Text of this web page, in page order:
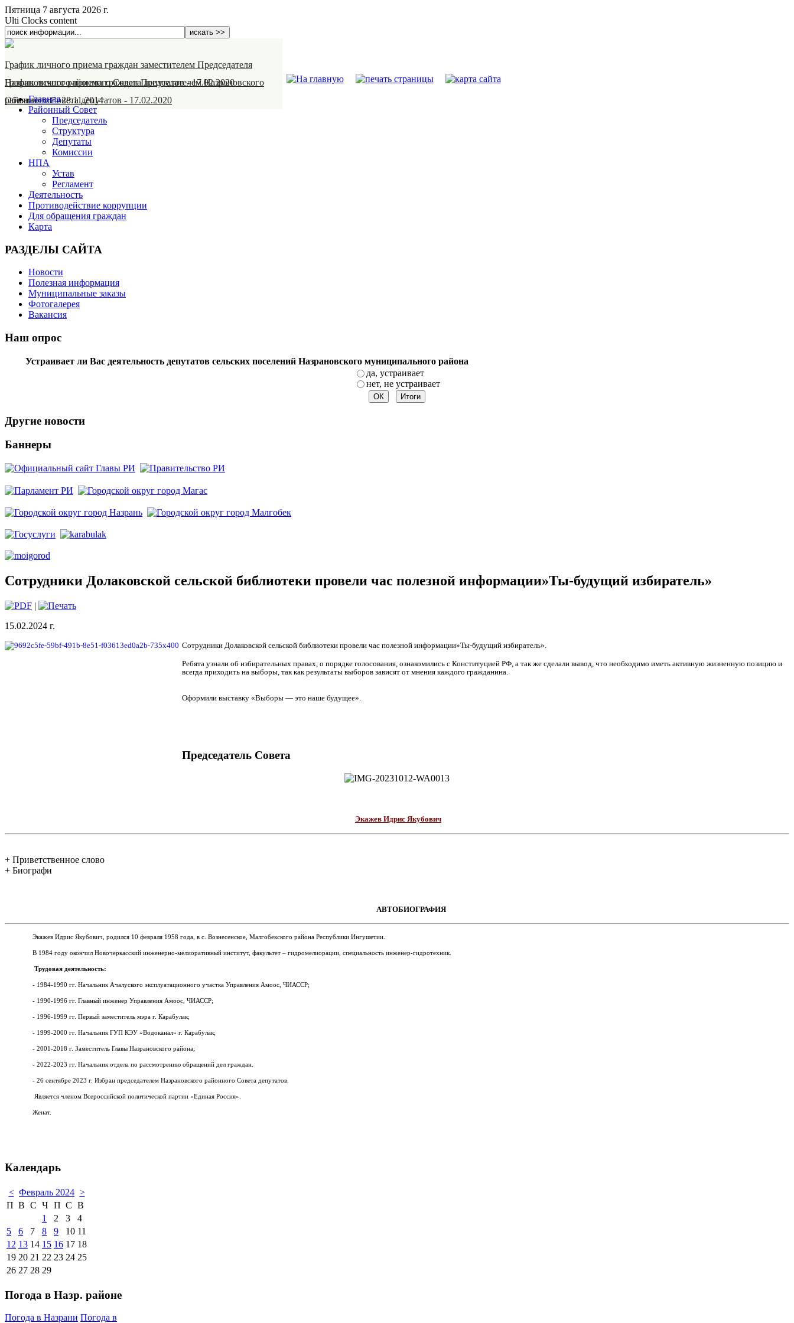
Пятница 7 августа 2026 г.
Ulti Clocks content
График личного приема граждан заместителем Председателя
Назрановского районного Совета депутатов-17.02.2020
График личного приема граждан Председателем Назрановского
районного Совета депутатов - 17.02.2020
Объявление-28.11.2014
Главная
Районный Совет
Председатель
Структура
Депутаты
Комиссии
НПА
Устав
Регламент
Деятельность
Противодействие коррупции
Для обращения граждан
Карта
РАЗДЕЛЫ САЙТА
Новости
Полезная информация
Муниципальные заказы
Фотогалерея
Вакансия
Наш опрос
Устраивает ли Вас деятельность депутатов сельских поселений Назрановского муниципального района
да, устраивает
нет, не устраивает
Другие новости
Баннеры
Сотрудники Долаковской сельской библиотеки провели час полезной информации»Ты-будущий избиратель»
|
15.02.2024 г.
Сотрудники Долаковской сельской библиотеки провели час полезной информации»Ты-будущий избиратель».
Ребята узнали об избирательных правах, о порядке голосования, ознакомились с Конституцией РФ, а так же сделали вывод, что необходимо иметь активную жизненную позицию и
всегда приходить на выборы, так как результаты выборов зависят от мнения каждого гражданина.
Оформили выставку «Выборы — это наше будущее».
Председатель Совета
Экажев Идрис Якубович
+ Приветственное слово
+ Биографи
АВТОБИОГРАФИЯ
Экажев Идрис Якубович, родился 10 февраля 1958 года, в с.Вознесенское, Малгобекского района Республики Ингушетии.
В 1984 году окончил Новочеркасский инженерно-мелиоративный институт, факультет – гидромелиорации, специальность инженер-гидротехник.
Трудовая деятельность:
- 1984-1990 гг. Начальник Ачалуского эксплуатационного участка Управления Амоос, ЧИАССР;
- 1990-1996 гг. Главный инженер Управления Амоос, ЧИАССР;
- 1996-1999 гг. Первый заместитель мэра г. Карабулак;
- 1999-2000 гг. Начальник ГУП КЭУ «Водоканал» г. Карабулак;
- 2001-2018 г. Заместитель Главы Назрановского района;
- 2022-2023 гг. Начальник отдела по рассмотрению обращений дел граждан.
- 26 сентябре 2023 г. Избран председателем Назрановского районного Совета депутатов.
Является членом Всероссийской политической партии «Единая Россия».
Женат.
Календарь
< Февраль 2024 >
П В С Ч П С В
1
2 3
4
5
6 7 8 9 10 11
12 13 14 15 16 17 18
19 20 21 22 23 24 25
26 27 28 29
Погода в Назр. районе
Погода в Назрани Погода в